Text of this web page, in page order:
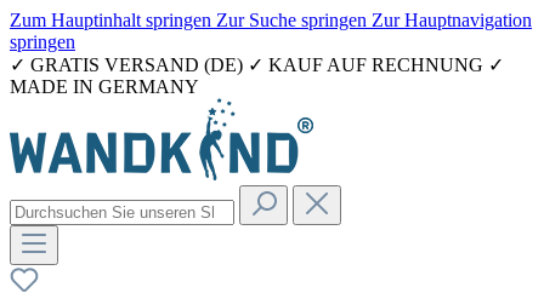
Zum Hauptinhalt springen Zur Suche springen Zur Hauptnavigation
springen
✓ GRATIS VERSAND (DE) ✓ KAUF AUF RECHNUNG ✓
MADE IN GERMANY